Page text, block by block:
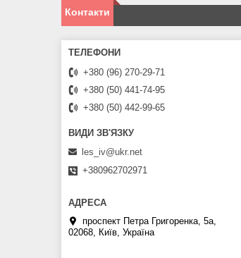
Контакти
+380 (96) 270-29-71
+380 (50) 441-74-95
+380 (50) 442-99-65
les_iv@ukr.net
+380962702971
проспект Петра Григоренка, 5а,
02068, Київ, Україна